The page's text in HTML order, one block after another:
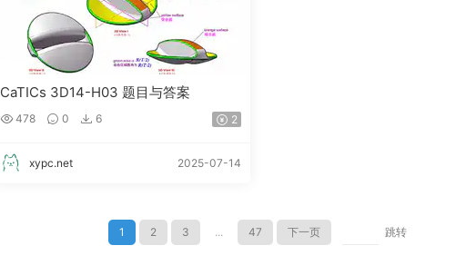
CaTICs 3D14-H03 题目与答案
478 0 6 2
xypc.net 2025-07-14
1 2 3 ... 47 下一页 跳转